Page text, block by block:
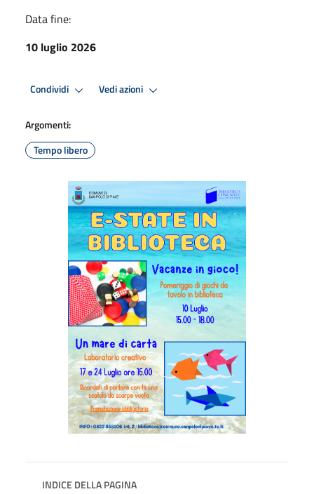
Data fine:
10 luglio 2026
Condividi Vedi azioni
Argomenti:
Tempo libero
INDICE DELLA PAGINA